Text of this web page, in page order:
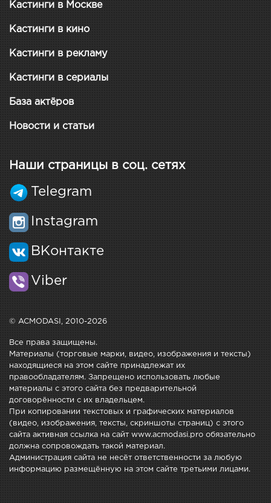
Кастинги в Москве
Кастинги в кино
Кастинги в рекламу
Кастинги в сериалы
База актёров
Новости и статьи
Наши страницы в соц. сетях
Telegram
Instagram
ВКонтакте
Viber
© ACMODASI, 2010-2026
Все права защищены.
Материалы (торговые марки, видео, изображения и тексты)
находящиеся на этом сайте принадлежат их
правообладателям. Запрещено использовать любые
материалы с этого сайта без предварительной
договорённости с их владельцем.
При копировании текстовых и графических материалов
(видео, изображения, тексты, скриншоты страниц) с этого
сайта активная ссылка на сайт www.acmodasi.pro обязательно
должна сопровождать такой материал.
Администрация сайта не несёт ответственности за любую
информацию размещённую на этом сайте третьими лицами.